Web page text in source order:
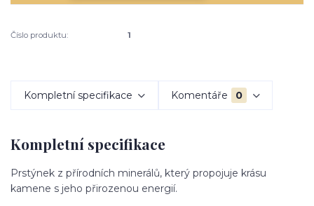
Číslo produktu: 1
Kompletní specifikace Komentáře 0
Kompletní specifikace
Prstýnek z přírodních minerálů, který propojuje krásu
kamene s jeho přirozenou energií.